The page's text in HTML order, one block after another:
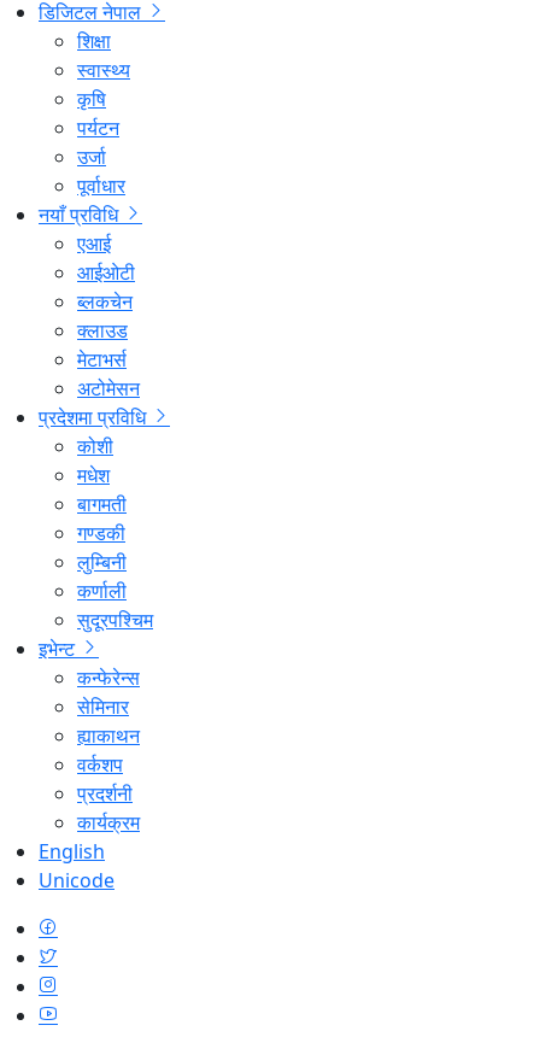
डिजिटल नेपाल
शिक्षा
स्वास्थ्य
कृषि
पर्यटन
उर्जा
पूर्वाधार
नयाँ प्रविधि
एआई
आईओटी
ब्लकचेन
क्लाउड
मेटाभर्स
अटोमेसन
प्रदेशमा प्रविधि
कोशी
मधेश
बागमती
गण्डकी
लुम्बिनी
कर्णाली
सुदूरपश्चिम
इभेन्ट
कन्फेरेन्स
सेमिनार
ह्याकाथन
वर्कशप
प्रदर्शनी
कार्यक्रम
English
Unicode